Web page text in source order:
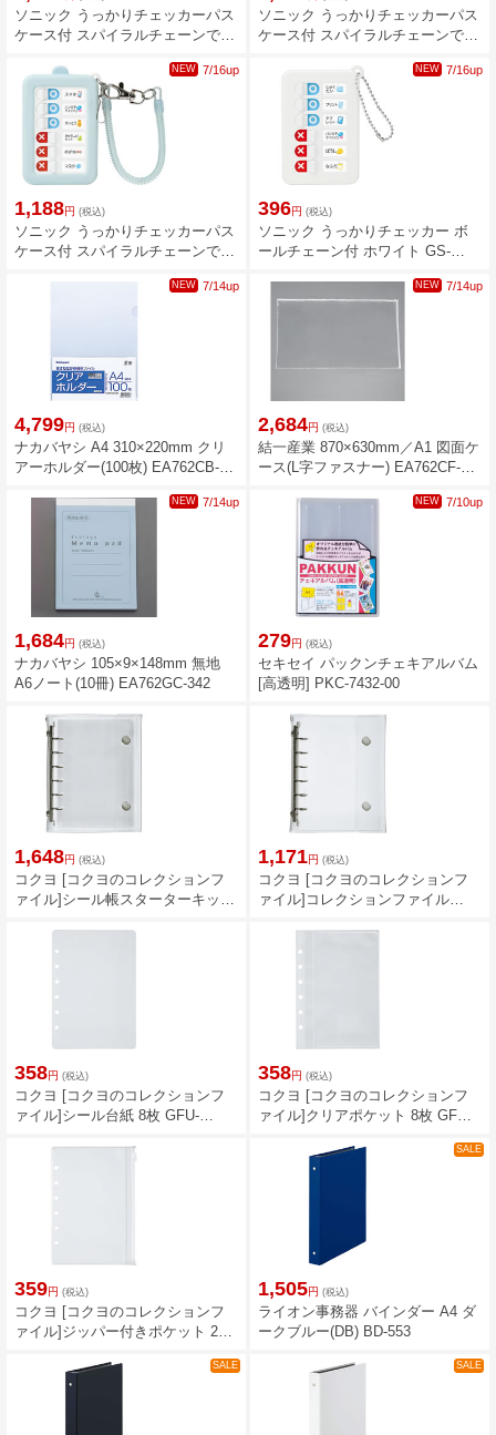
ソニック うっかりチェッカーパス
ケース付 スパイラルチェーンで落
ソニック うっかりチェッカーパス
ケース付 スパイラルチェーンで落
NEW 7/16up
1,188円 (税込)
ソニック うっかりチェッカーパス
ケース付 スパイラルチェーンで落
NEW 7/16up
396円 (税込)
ソニック うっかりチェッカー ボ
ールチェーン付 ホワイト GS-
NEW 7/14up
4,799円 (税込)
ナカバヤシ A4 310×220mm クリ
アーホルダー(100枚) EA762CB-
NEW 7/14up
2,684円 (税込)
結一産業 870×630mm／A1 図面ケ
ース(L字ファスナー) EA762CF-
NEW 7/14up
1,684円 (税込)
ナカバヤシ 105×9×148mm 無地
A6ノート(10冊) EA762GC-342
NEW 7/10up
279円 (税込)
セキセイ パックンチェキアルバム
[高透明] PKC-7432-00
1,648円 (税込)
コクヨ [コクヨのコレクションフ
ァイル]シール帳スターターキット
1,171円 (税込)
コクヨ [コクヨのコレクションフ
ァイル]コレクションファイル
358円 (税込)
コクヨ [コクヨのコレクションフ
ァイル]シール台紙 8枚 GFU-
358円 (税込)
コクヨ [コクヨのコレクションフ
ァイル]クリアポケット 8枚 GFU-
359円 (税込)
コクヨ [コクヨのコレクションフ
ァイル]ジッパー付きポケット 2枚
SALE
1,505円 (税込)
ライオン事務器 バインダー A4 ダ
ークブルー(DB) BD-553
SALE SALE